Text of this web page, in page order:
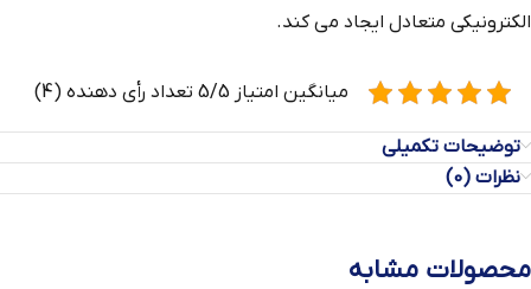
الکترونیکی متعادل ایجاد می کند.
میانگین امتیاز 5/5 تعداد رأی دهنده (4)
توضیحات تکمیلی
نظرات (0)
محصولات مشابه